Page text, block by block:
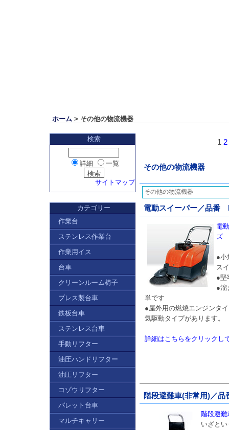
ホーム > その他の物流機器
1 2
その他の物流機器
その他の物流機器
電動スイーパー／品番
電
ズ
●小
ス
●堅
●溜
単です
●屋外用の燃焼エンジンタ
気駆動タイプがあります。
詳細はこちらをクリックし
階段避難車(非常用)／
階段避
いざと
検索
詳細 一覧
サイトマップ
カテゴリー
作業台
ステンレス作業台
作業用イス
台車
クリーンルーム椅子
プレス製台車
鉄板台車
ステンレス台車
手動リフター
油圧ハンドリフター
油圧リフター
コゾウリフター
パレット台車
マルチキャリー